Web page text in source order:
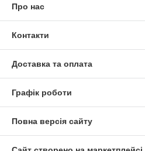
Про нас
Контакти
Доставка та оплата
Графік роботи
Повна версія сайту